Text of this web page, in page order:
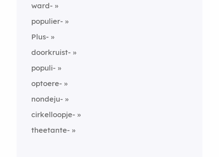
ward-
populier-
Plus-
doorkruist-
populi-
optoere-
nondeju-
cirkelloopje-
theetante-